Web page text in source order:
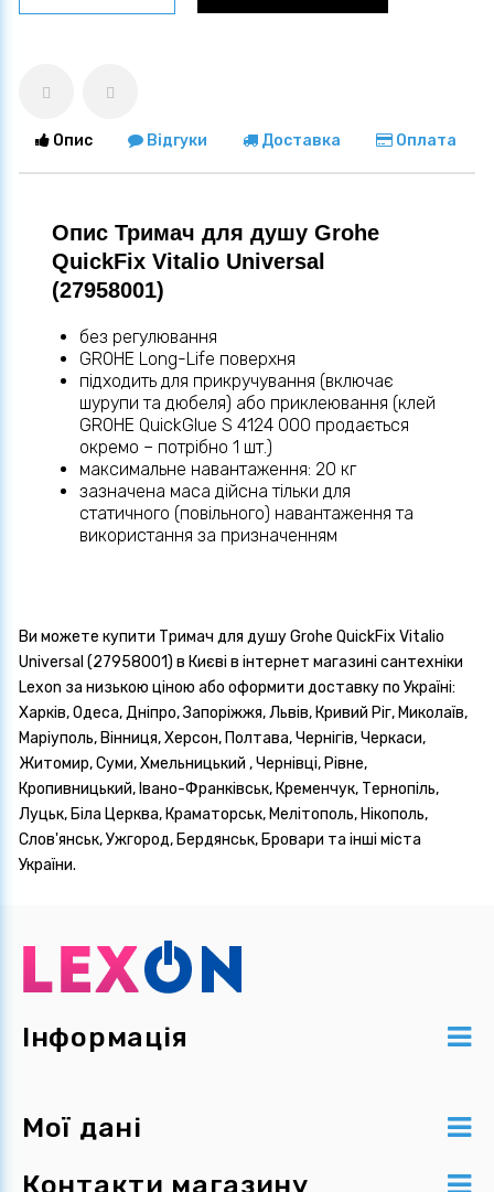
Опис Відгуки Доставка Оплата
Опис Тримач для душу Grohe
QuickFix Vitalio Universal
(27958001)
без регулювання
GROHE Long-Life поверхня
підходить для прикручування (включає
шурупи та дюбеля) або приклеювання (клей
GROHE QuickGlue S 4124 000 продається
окремо – потрібно 1 шт.)
максимальне навантаження: 20 кг
зазначена маса дійсна тільки для
статичного (повільного) навантаження та
використання за призначенням
Ви можете купити Тримач для душу Grohe QuickFix Vitalio
Universal (27958001) в Києві в інтернет магазині сантехніки
Lexon за низькою ціною або оформити доставку по Україні:
Харків, Одеса, Дніпро, Запоріжжя, Львів, Кривий Ріг, Миколаїв,
Маріуполь, Вінниця, Херсон, Полтава, Чернігів, Черкаси,
Житомир, Суми, Хмельницький , Чернівці, Рівне,
Кропивницький, Івано-Франківськ, Кременчук, Тернопіль,
Луцьк, Біла Церква, Краматорськ, Мелітополь, Нікополь,
Слов'янськ, Ужгород, Бердянськ, Бровари та інші міста
України.
Інформація
Мої дані
Контакти магазину